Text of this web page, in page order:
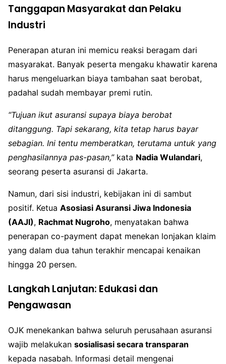
Tanggapan Masyarakat dan Pelaku
Industri
Penerapan aturan ini memicu reaksi beragam dari
masyarakat. Banyak peserta mengaku khawatir karena
harus mengeluarkan biaya tambahan saat berobat,
padahal sudah membayar premi rutin.
“Tujuan ikut asuransi supaya biaya berobat
ditanggung. Tapi sekarang, kita tetap harus bayar
sebagian. Ini tentu memberatkan, terutama untuk yang
penghasilannya pas-pasan,”kata Nadia Wulandari,
seorang peserta asuransi di Jakarta.
Namun, dari sisi industri, kebijakan ini di sambut
positif. Ketua Asosiasi Asuransi Jiwa Indonesia
(AAJI), Rachmat Nugroho, menyatakan bahwa
penerapan co-payment dapat menekan lonjakan klaim
yang dalam dua tahun terakhir mencapai kenaikan
hingga 20 persen.
Langkah Lanjutan: Edukasi dan
Pengawasan
OJK menekankan bahwa seluruh perusahaan asuransi
wajib melakukan sosialisasi secara transparan
kepada nasabah. Informasi detail mengenai